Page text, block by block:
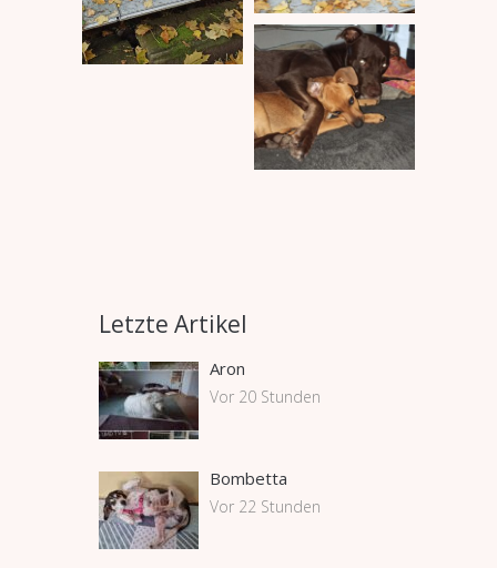
Letzte Artikel
Aron
Vor 20 Stunden
Bombetta
Vor 22 Stunden